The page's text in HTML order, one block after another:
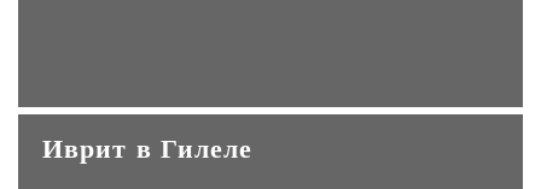
Иврит в Гилеле